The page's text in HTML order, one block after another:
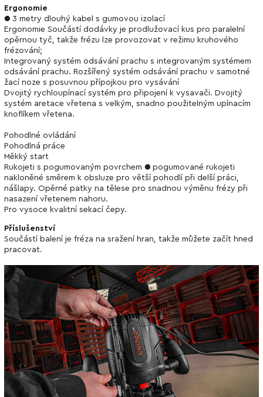
Ergonomie
● 3 metry dlouhý kabel s gumovou izolací
Ergonomie Součástí dodávky je prodlužovací kus pro paralelní
opěrnou tyč, takže frézu lze provozovat v režimu kruhového
frézování;
Integrovaný systém odsávání prachu s integrovaným systémem
odsávání prachu. Rozšířený systém odsávání prachu v samotné
žací noze s posuvnou přípojkou pro vysávání
Dvojitý rychloupínací systém pro připojení k vysavači. Dvojitý
systém aretace vřetena s velkým, snadno použitelným upínacím
knoflíkem vřetena.
Pohodlné ovládání
Pohodlná práce
Měkký start
Rukojeti s pogumovaným povrchem ● pogumované rukojeti
nakloněné směrem k obsluze pro větší pohodlí při delší práci,
nášlapy. Opěrné patky na tělese pro snadnou výměnu frézy při
nasazení vřetenem nahoru.
Pro vysoce kvalitní sekací čepy.
Příslušenství
Součástí balení je fréza na sražení hran, takže můžete začít hned
pracovat.